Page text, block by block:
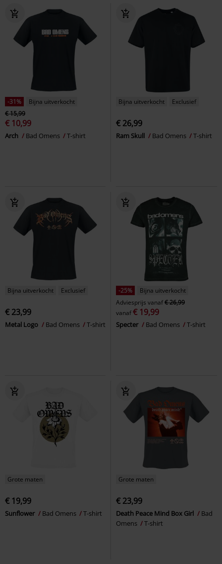
-31%
Bijna uitverkocht
€ 15,99
€ 10,99
Arch Bad Omens T-shirt
Bijna uitverkocht Exclusief
€ 26,99
Ram Skull Bad Omens T-shirt
Bijna uitverkocht Exclusief
€ 23,99
Metal Logo Bad Omens T-shirt
-25%
Bijna uitverkocht
Adviesprijs vanaf€ 26,99
vanaf€ 19,99
Specter Bad Omens T-shirt
Grote maten
€ 19,99
Sunflower Bad Omens T-shirt
Grote maten
€ 23,99
Death Peace Mind Box Girl
Bad
Omens
T-shirt